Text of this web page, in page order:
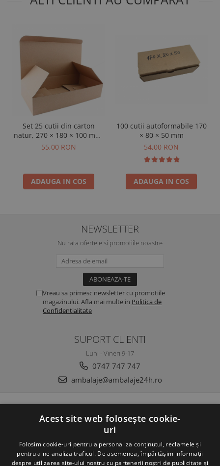
Set 25 cutii din carton
natur, 270 × 180 × 100 mm,
3 straturi
55,00 RON
ADAUGA IN COS
100 cutii autoformabile 170
× 80 × 50 mm
54,00 RON
ADAUGA IN COS
NEWSLETTER
Nu rata ofertele si promotiile noastre
Vreau sa primesc newsletter cu promotiile
magazinului. Afla mai multe in Politica de
Confidentialitate
SUPORT CLIENTI
Luni - Vineri 9-17
0747 747 747
ambalaje@ambalaje24h.ro
CLIENTI
DATE COMERCIALE
Acest site web folosește cookie-
uri
Folosim cookie-uri pentru a personaliza conținutul, reclamele și
pentru a ne analiza traficul. De asemenea, împărtășim informații
despre utilizarea site-ului nostru cu partenerii noștri de publicitate și